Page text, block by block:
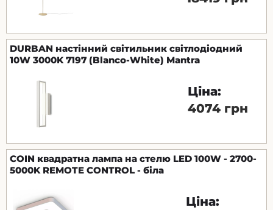
DURBAN настінний світильник світлодіодний
10W 3000K 7197 (Blanco-White) Mantra
Ціна:
4074 грн
COIN квадратна лампа на стелю LED 100W - 2700-
5000K REMOTE CONTROL - біла
Ціна: